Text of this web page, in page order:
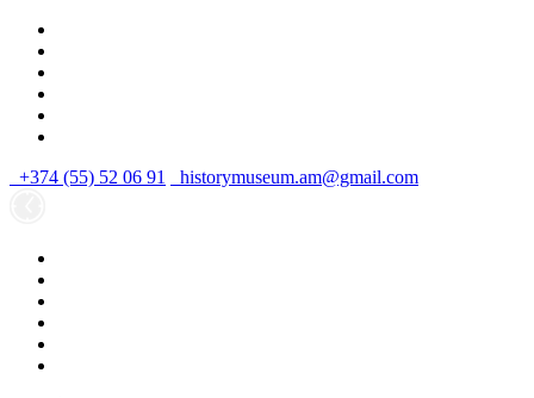
+374 (55) 52 06 91 historymuseum.am@gmail.com